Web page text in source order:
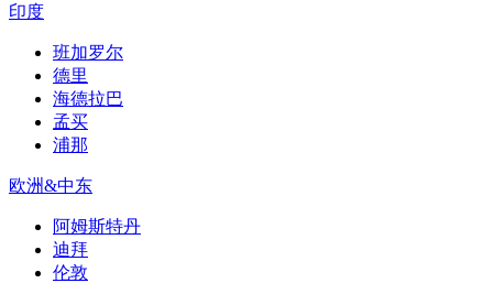
印度
班加罗尔
德里
海德拉巴
孟买
浦那
欧洲&中东
阿姆斯特丹
迪拜
伦敦